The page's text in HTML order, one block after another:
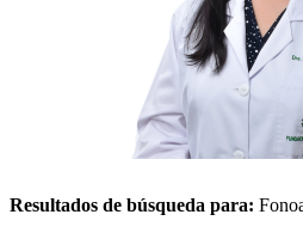
Resultados de búsqueda para: